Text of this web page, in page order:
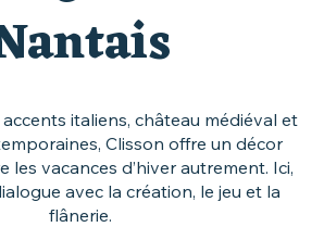
italiens, château médiéval et
Clisson offre un décor
les vacances d’hiver autrement. Ici,
avec la création, le jeu et la
flânerie.